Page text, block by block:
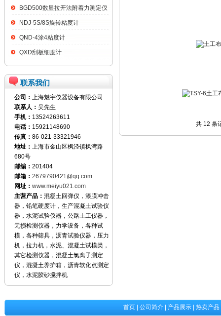
BGD500数显拉开法附着力测定仪
NDJ-5S/8S旋转粘度计
QND-4涂4粘度计
QXD刮板细度计
联系我们
公司： 上海魅宇仪器设备有限公司
联系人： 吴先生
手机： 13524263611
电话： 15921148690
传真： 86-021-33321946
地址： 上海市金山区枫泾镇枫湾路
680号
邮编： 201404
邮箱： 2679790421@qq.com
网址： www.meiyu021.com
主营产品： 混凝土回弹仪，漆膜冲击
器，铅笔硬度计，生产混凝土试验仪
器，水泥试验仪器，公路土工仪器，
无损检测仪器，力学设备，各种试
模，各种筛具，沥青试验仪器，压力
机，拉力机，水泥、混凝土试模类，
其它检测仪器，混凝土氯离子测定
仪，混凝土养护箱，沥青软化点测定
仪，水泥胶砂搅拌机
共 12 条
首页 公司简介 产品展示 热卖产品